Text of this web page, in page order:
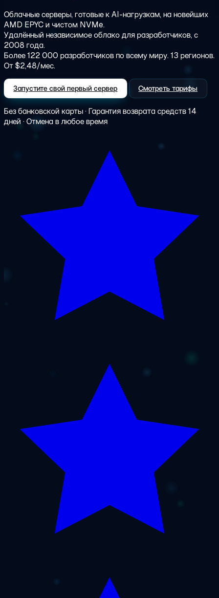
Облачные серверы, готовые к AI-нагрузкам, на новейших
AMD EPYC и чистом NVMe.
Удалённый независимое облако для разработчиков, с
2008 года.
Более 122 000 разработчиков по всему миру. 13 регионов.
От $2,48/мес.
Запустите свой первый сервер Смотреть тарифы
Без банковской карты · Гарантия возврата средств 14
дней · Отмена в любое время